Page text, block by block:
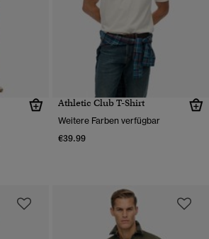
Athletic Club T-Shirt
Weitere Farben verfügbar
€39.99